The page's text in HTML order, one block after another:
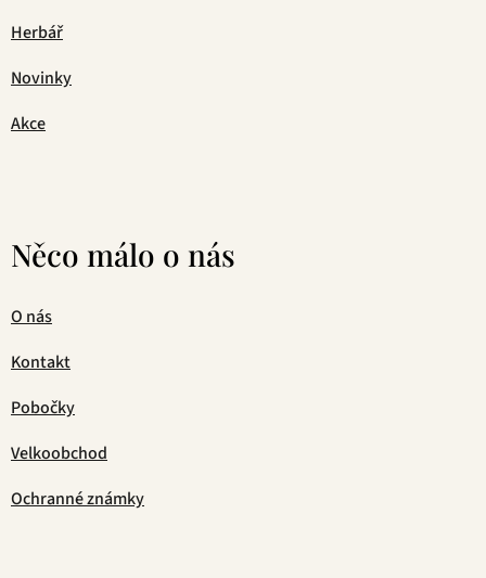
Herbář
Novinky
Akce
Něco málo o nás
O nás
Kontakt
Pobočky
Velkoobchod
Ochranné známky